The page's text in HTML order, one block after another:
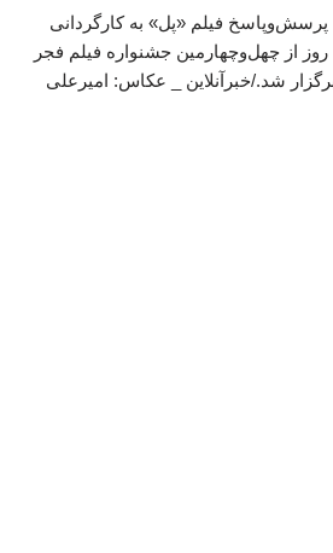
فیلم‌ «پل» به کارگردانی
از چهل‌وچهارمین جشنواره فیلم فجر
شد./خبرآنلاین _ عکاس: امیرعلی